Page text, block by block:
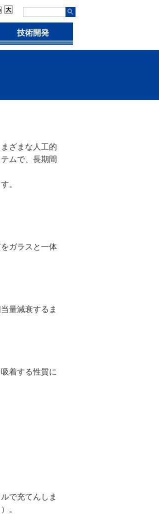
技術開発
ざまな人工的
ムで、長期間
。
ガラスと一体
量減衰するま
着する性質に
で充てんしま
。